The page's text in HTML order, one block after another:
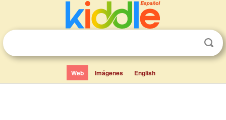
Web Imágenes English